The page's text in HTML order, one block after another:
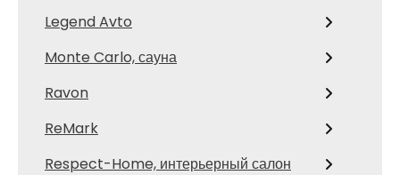
Legend Avto
Monte Carlo, сауна
Ravon
ReMark
Respect-Home, интерьерный салон